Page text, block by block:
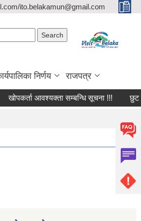
ito.belakamun@gmail.com
निर्णय राजपत्र
आवश्यक्ता सम्बन्धि सूचना !!! छुट